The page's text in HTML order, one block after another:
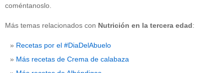
coméntanoslo.
Más temas relacionados con Nutrición en la tercera edad:
Recetas por el #DiaDelAbuelo
Más recetas de Crema de calabaza